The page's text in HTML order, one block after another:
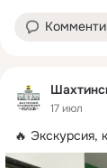
17 июл
🔥 Экскурсия,